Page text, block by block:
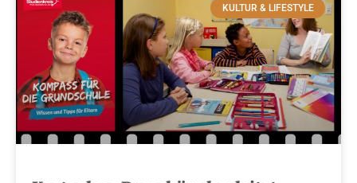
KULTUR & LIFESTYLE